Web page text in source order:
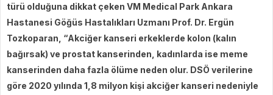
türü olduğuna dikkat çeken VM Medical Park Ankara
Hastanesi Göğüs Hastalıkları Uzmanı Prof. Dr. Ergün
Tozkoparan, “Akciğer kanseri erkeklerde kolon (kalın
bağırsak) ve prostat kanserinden, kadınlarda ise meme
kanserinden daha fazla ölüme neden olur. DSÖ verilerine
göre 2020 yılında 1,8 milyon kişi akciğer kanseri nedeniyle